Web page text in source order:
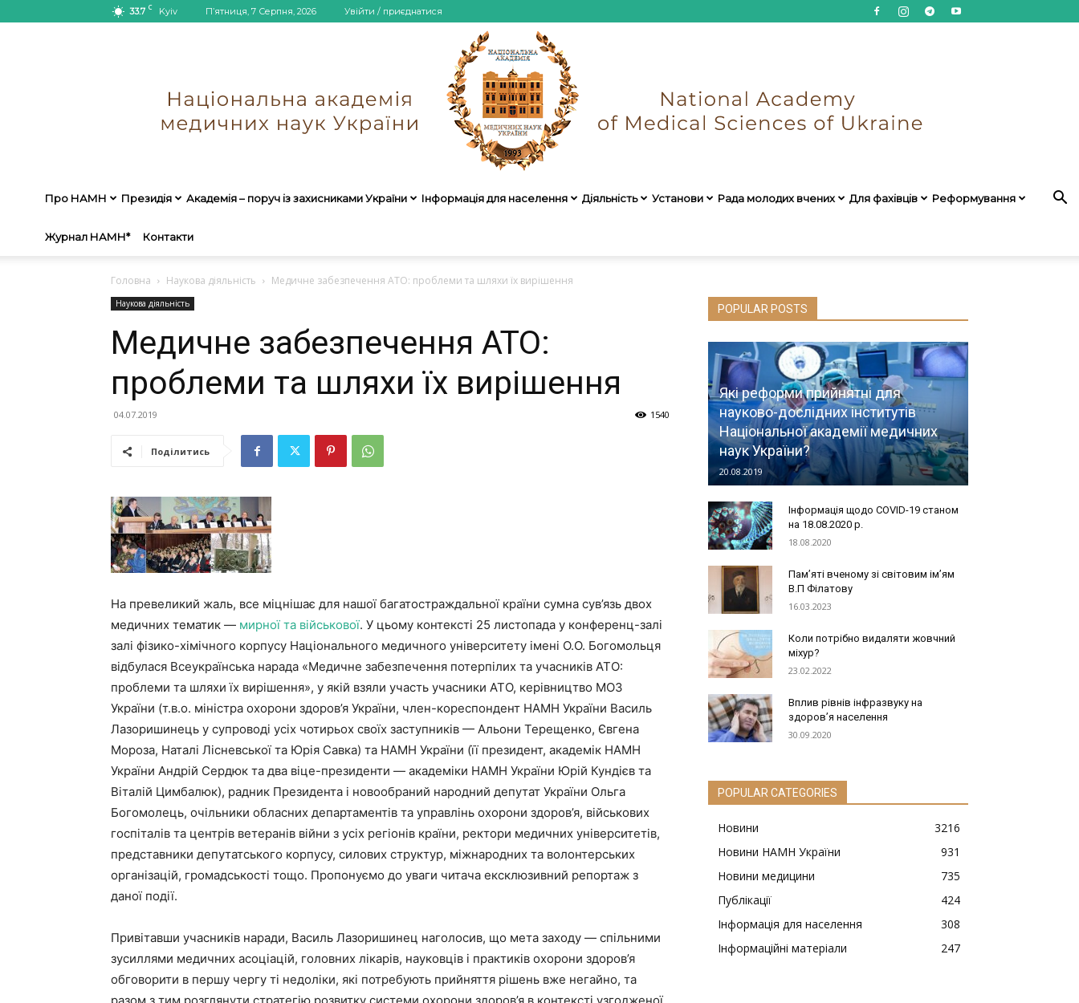
33.7 C Kyiv П’ятниця, 7 Серпня, 2026 Увійти / приєднатися
України
Про НАМН Президія Академія – поруч із захисниками України Інформація для населення Діяльність Установи Рада молодих вчених Для фахівців Реформування
Журнал НАМН* Контакти
Головна Наукова діяльність Медичне забезпечення АТО: проблеми та шляхи їх вирішення
Наукова діяльність
Медичне забезпечення АТО:
проблеми та шляхи їх вирішення
04.07.2019 1540
Поділитись
На превеликий жаль, все міцнішає для нашої багатостраждальної країни сумна сув’язь двох
медичних тематик — мирної та військової. У цьому контексті 25 листопада у конференц-залі
залі фізико-хімічного корпусу Національного медичного університету імені О.О. Богомольця
відбулася Всеукраїнська нарада «Медичне забезпечення потерпілих та учасників АТО:
проблеми та шляхи їх вирішення», у якій взяли участь учасники АТО, керівництво МОЗ
України (т.в.о. міністра охорони здоров’я України, член-кореспондент НАМН України Василь
Лазоришинець у супроводі усіх чотирьох своїх заступників — Альони Терещенко, Євгена
Мороза, Наталі Лісневської та Юрія Савка) та НАМН України (її президент, академік НАМН
України Андрій Сердюк та два віце-президенти — академіки НАМН України Юрій Кундієв та
Віталій Цимбалюк), радник Президента і новообраний народний депутат України Ольга
Богомолець, очільники обласних департаментів та управлінь охорони здоров’я, військових
госпіталів та центрів ветеранів війни з усіх регіонів країни, ректори медичних університетів,
представники депутатського корпусу, силових структур, міжнародних та волонтерських
організацій, громадськості тощо. Пропонуємо до уваги читача ексклюзивний репортаж з
даної події.
Привітавши учасників наради, Василь Лазоришинец наголосив, що мета заходу — спільними
зусиллями медичних асоціацій, головних лікарів, науковців і практиків охорони здоров’я
обговорити в першу чергу ті недоліки, які потребують прийняття рішень вже негайно, та
POPULAR POSTS
Які реформи прийнятні для
науково-дослідних інститутів
Національної академії медичних
наук України?
20.08.2019
Інформація щодо COVID-19 станом
на 18.08.2020 р.
18.08.2020
Пам’яті вченому зі світовим ім’ям
В.П Філатову
16.03.2023
Коли потрібно видаляти жовчний
міхур?
23.02.2022
Вплив рівнів інфразвуку на
здоров’я населення
30.09.2020
POPULAR CATEGORIES
Новини
3216
Новини НАМН України
931
Новини медицини
735
Публікації
424
Інформація для населення
308
Інформаційні матеріали
247